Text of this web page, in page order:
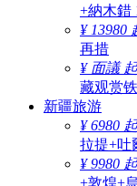
+納木錯
¥ 13980
再措
¥ 面議 起
藏观赏
新疆旅游
¥ 6980 起
拉提+吐
¥ 9980 起
+敦煌+